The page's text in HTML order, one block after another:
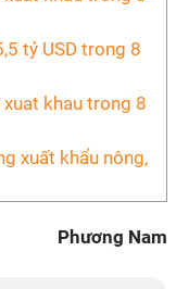
tỷ USD trong 8
xuất khẩu nông,
Phương Nam